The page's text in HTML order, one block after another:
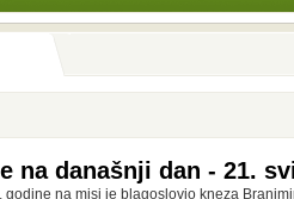
na današnji dan - 21.
godine na misi je blagoslovio kneza